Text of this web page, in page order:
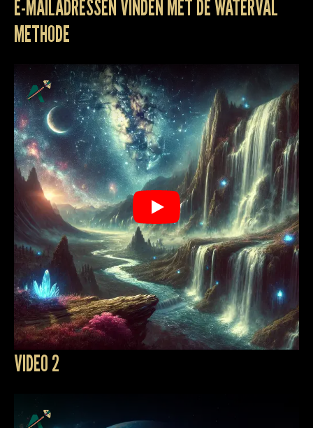
E-MAILADRESSEN VINDEN MET DE WATERVAL
METHODE
Play
VIDEO 2